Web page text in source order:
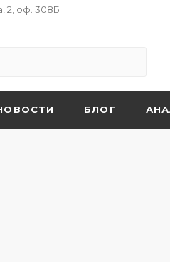
2, оф. 308Б
БЛОГ